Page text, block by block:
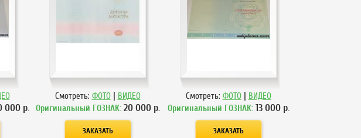
000р.
Смотреть: ФОТО | ВИДЕО
Оригинальный ГОЗНАК: 20 000р.
Смотреть: ФОТО | ВИДЕО
Оригинальный ГОЗНАК: 13 000р.